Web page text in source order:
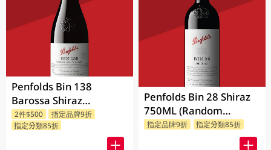
Penfolds Bin 138
Barossa Shiraz
Grenache Mataro
750ML
2件$500
指定品牌9折
指定分類85折
Penfolds Bin 28 Shiraz
750ML (Random
Packaging)
指定品牌9折 指定分類85折